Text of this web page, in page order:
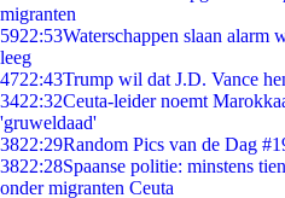
migranten
5922:53Waterschappen slaan alarm
leeg
4722:43Trump wil dat J.D. Vance
3422:32Ceuta-leider noemt
'gruweldaad'
3822:29Random Pics van de Dag
3822:28Spaanse politie: minstens
onder migranten Ceuta